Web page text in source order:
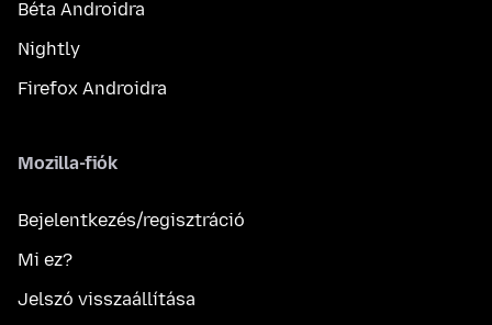
Béta Androidra
Nightly
Firefox Androidra
Mozilla-fiók
Bejelentkezés/regisztráció
Mi ez?
Jelszó visszaállítása